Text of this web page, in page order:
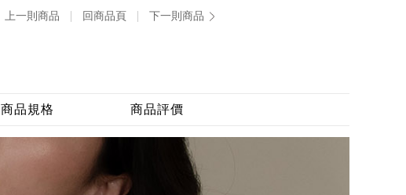
上一則商品 回商品頁 下一則商品
商品規格 商品評價